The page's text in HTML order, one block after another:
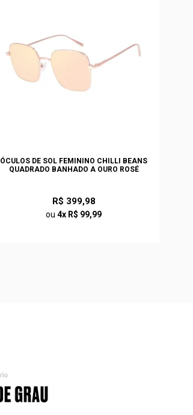
ÓCULOS DE SOL FEMININO CHILLI BEANS
QUADRADO BANHADO A OURO ROSÉ
R$ 399,98
ou4x R$ 99,99